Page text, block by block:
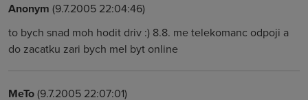
Anonym (9.7.2005 22:04:46)
to bych snad moh hodit driv :) 8.8. me telekomanc odpoji a
do zacatku zari bych mel byt online
MeTo(9.7.2005 22:07:01)